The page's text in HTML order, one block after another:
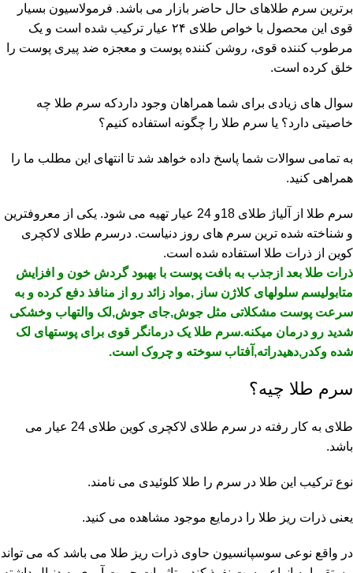
برترین سرم طلاهای حال حاضر بازار می باشد. فرمولاسیون بسیار
قوی این محصول با خواص طلای ۲۴ عیار ترکیب شده است و یک
مرطوب کننده قوی، روشن کننده پوست و معجزه ضد پیری پوست را
خلق کرده است.
سوال های زیادی برای شما همراهان وجود داردکه سرم طلا چه
خاصیتی دارد؟ یا سرم طلا را چگونه استفاده کنیم؟
به تمامی سوالات شما پاسخ داده خواهد شد تا انتهای این مطلب ما را
همراهی کنید.
سرم طلا از آلیاژ طلای 18و 24 عیار تهیه می شود. یکی از معروفترین
و شناخته شده ترین سرم های روز دنیاست. درسرم طلای لاکچری
کوین از ذرات طلا استفاده شده است.
ذرات طلا بعد ازجذب به بافت پوست با بهبود گردش خون و افزایش
متابولیسم سلولهای کلاژن ساز ,مواد زائد رو از منافذ دفع کرده و به
سرعت پوست مشکلاتی مثل جوش,جای جوش,لک والتهاب وخشکی
شدید رو درمان میکنه.سرم طلا یک درمانگر قوی برای پوستهای لک
شده وکدر,دهیدراته,آفتاب سوخته و چروک است.
سرم طلا چیه؟
طلای به کار رفته در سرم طلای لاکچری کوین طلای 24 عیار می
باشد.
نوع ترکیب این طلا در سرم را طلا کلوئیدی می نامند.
یعنی ذرات ریز طلا را درمایع موجود مشاهده می کنید.
در واقع نوعی سوسپانسیون حاوی ذرات ریز طلا می باشد که می تواند